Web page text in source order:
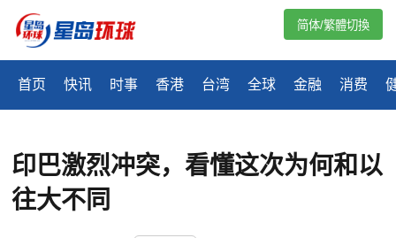
首页 快讯 时事 香港 台湾 全球 金融 消费
简体/繁體切換
印巴激烈冲突，看懂这次为何和以
往大不同